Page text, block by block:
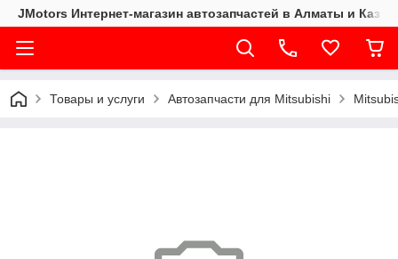
JMotors Интернет-магазин автозапчастей в Алматы и
Товары и услуги Автозапчасти для Mitsubishi